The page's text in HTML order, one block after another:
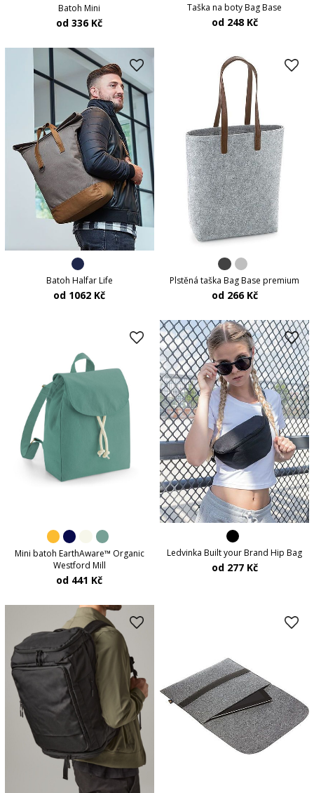
Batoh Mini
od 336 Kč
Taška na boty Bag Base
od 248 Kč
Batoh Halfar Life
od 1062 Kč
Plstěná taška Bag Base premium
od 266 Kč
Mini batoh EarthAware™ Organic
Westford Mill
od 441 Kč
Ledvinka Built your Brand Hip Bag
od 277 Kč